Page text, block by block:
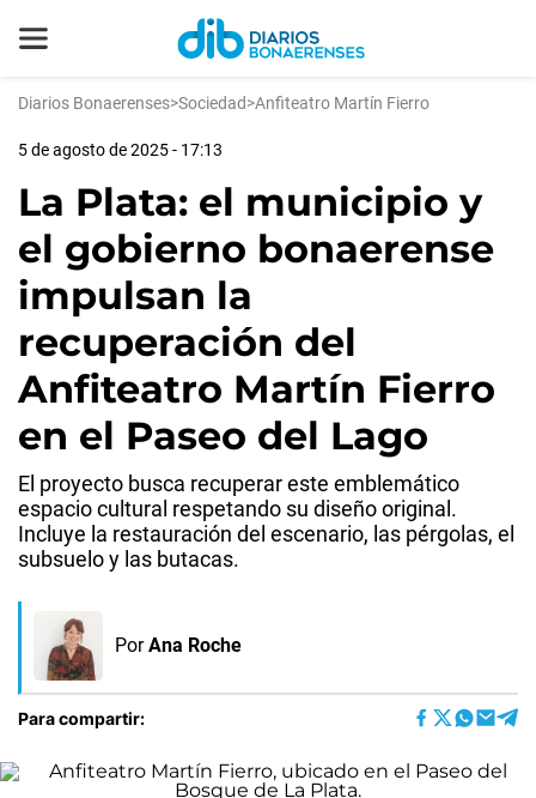
Diarios Bonaerenses>Sociedad>Anfiteatro Martín Fierro
5 de agosto de 2025 - 17:13
La Plata: el municipio y
el gobierno bonaerense
impulsan la
recuperación del
Anfiteatro Martín Fierro
en el Paseo del Lago
El proyecto busca recuperar este emblemático
espacio cultural respetando su diseño original.
Incluye la restauración del escenario, las pérgolas, el
subsuelo y las butacas.
Por Ana Roche
Para compartir: